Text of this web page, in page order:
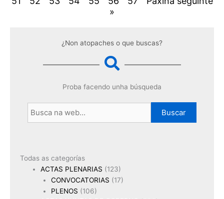
»
¿Non atopaches o que buscas?
Proba facendo unha búsqueda
Buscar
Todas as categorías
ACTAS PLENARIAS (123)
CONVOCATORIAS (17)
PLENOS (106)